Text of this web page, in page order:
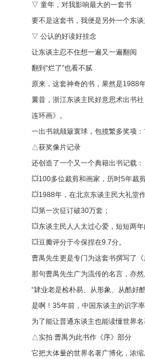
▽ 童年，对我影响最大的一套书
要不是这套书，我便是另外一个东谈
▽ 公认的好读好挂念
让东谈主忍不住想一遍又一遍翻阅
翻到“烂了”也看不腻
原来，这套神奇的书，果然是1988
曩昔，浙江东谈主民好意思术出书
连环画》。
一出书就颠簸寰球，包揽繁多奖项
△获奖像片记录
还创造了一个又一个典籍出书记载：
💥100多位裁剪和画家，历时5年裁
💥1988年，在北京东谈主民大礼堂
💥第一次征订破30万套；
💥东谈主民人人太过心爱，短短两年
💥豆瓣评分于今保捏在9.7分。
曹禺先生更是专门为这套书撰写了
那句曹禺先生广为流传的名言，亦然
“肄业老是检朴易、从形象、从酷好
是啊！35年前，中国东谈主的识字率
为了能让普通东谈主也能读懂世界
△实拍 曹禺为此书作《序》部分
它把大体量的世界名著广博化，浓缩